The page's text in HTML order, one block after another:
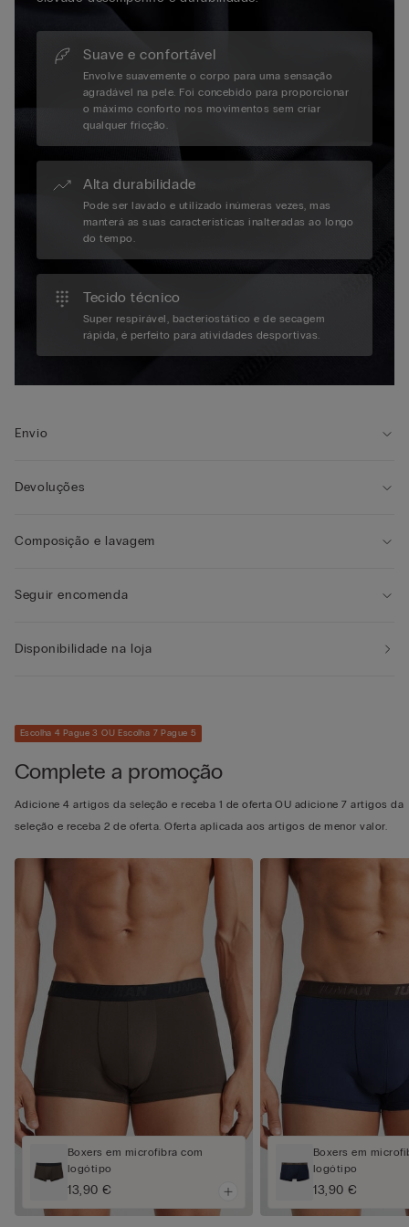
Suave e confortável
Envolve suavemente o corpo para uma sensação
agradável na pele. Foi concebido para proporcionar
o máximo conforto nos movimentos sem criar
qualquer fricção.
Alta durabilidade
Pode ser lavado e utilizado inúmeras vezes, mas
manterá as suas características inalteradas ao longo
do tempo.
Tecido técnico
Super respirável, bacteriostático e de secagem
rápida, é perfeito para atividades desportivas.
Envio
Devoluções
Composição e lavagem
Seguir encomenda
Disponibilidade na loja
Escolha 4 Pague 3 OU Escolha 7 Pague 5
Complete a promoção
Adicione 4 artigos da seleção e receba 1 de oferta OU adicione 7 artigos da
seleção e receba 2 de oferta. Oferta aplicada aos artigos de menor valor.
Boxers em microfibra com
logótipo
13,90 €
Boxers em
logótipo
13,90 €